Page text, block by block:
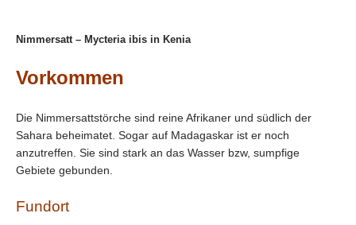
Nimmersatt – Mycteria ibis in Kenia
Vorkommen
Die Nimmersattstörche sind reine Afrikaner und südlich der
Sahara beheimatet. Sogar auf Madagaskar ist er noch
anzutreffen. Sie sind stark an das Wasser bzw, sumpfige
Gebiete gebunden.
Fundort